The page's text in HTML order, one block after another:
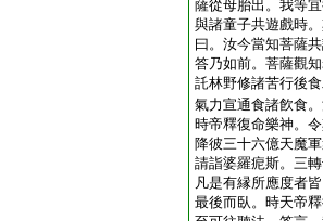
薩從母胎出。我等
與諸童子共遊戲時
曰。汝今當知菩薩
答乃如前。菩薩觀
託林野修諸苦行後
氣力宣通食諸飮食
時帝釋復命樂神。
降彼三十六億天魔
請詣婆羅痆斯。三
凡是有縁所應度者
最後而臥。時天帝